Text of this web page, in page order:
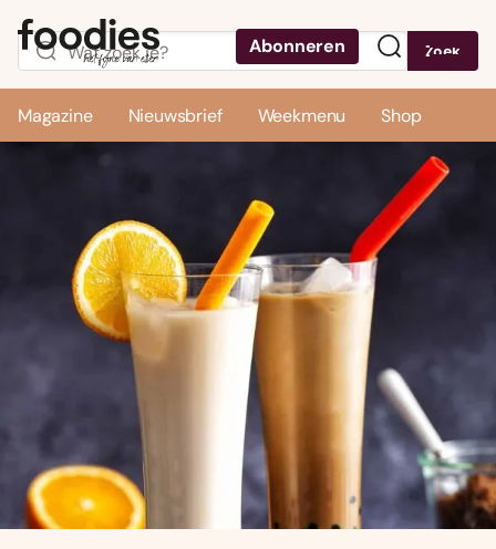
Abonneren Zoek
Magazine Nieuwsbrief Weekmenu Shop